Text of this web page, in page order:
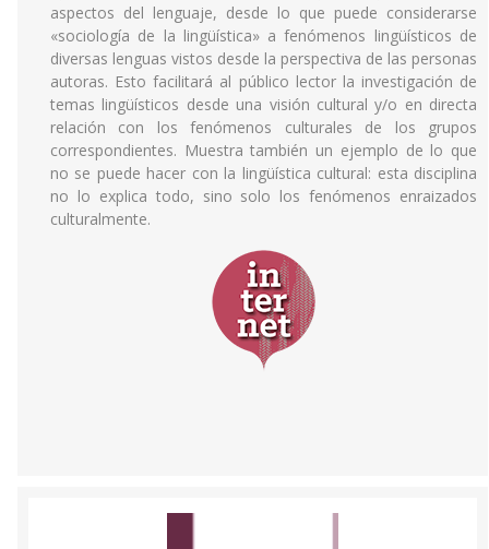
aspectos del lenguaje, desde lo que puede considerarse
«sociología de la lingüística» a fenómenos lingüísticos de
diversas lenguas vistos desde la perspectiva de las personas
autoras. Esto facilitará al público lector la investigación de
temas lingüísticos desde una visión cultural y/o en directa
relación con los fenómenos culturales de los grupos
correspondientes. Muestra también un ejemplo de lo que
no se puede hacer con la lingüística cultural: esta disciplina
no lo explica todo, sino solo los fenómenos enraizados
culturalmente.